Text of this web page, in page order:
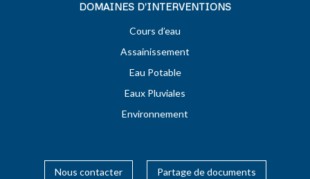
DOMAINES D’INTERVENTIONS
Cours d’eau
Assainissement
Eau Potable
Eaux Pluviales
Environnement
Nous contacter Partage de documents